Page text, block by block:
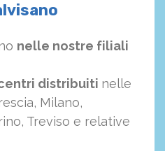
nelle nostre filiali
distribuiti nelle
Milano,
Treviso e relative